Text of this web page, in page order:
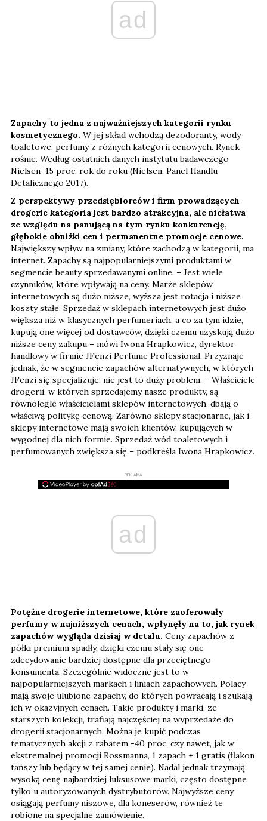
ad
Zapachy to jedna z najważniejszych kategorii rynku
kosmetycznego. W jej skład wchodzą dezodoranty, wody
toaletowe, perfumy z różnych kategorii cenowych. Rynek
rośnie. Według ostatnich danych instytutu badawczego
Nielsen 15 proc. rok do roku (Nielsen, Panel Handlu
Detalicznego 2017).
Z perspektywy przedsiębiorców i firm prowadzących
drogerie kategoria jest bardzo atrakcyjna, ale niełatwa
ze względu na panującą na tym rynku konkurencję,
głębokie obniżki cen i permanentne promocje cenowe.
Największy wpływ na zmiany, które zachodzą w kategorii, ma
internet. Zapachy są najpopularniejszymi produktami w
segmencie beauty sprzedawanymi online. – Jest wiele
czynników, które wpływają na ceny. Marże sklepów
internetowych są dużo niższe, wyższa jest rotacja i niższe
koszty stałe. Sprzedaż w sklepach internetowych jest dużo
większa niż w klasycznych perfumeriach, a co za tym idzie,
kupują one więcej od dostawców, dzięki czemu uzyskują dużo
niższe ceny zakupu – mówi Iwona Hrapkowicz, dyrektor
handlowy w firmie JFenzi Perfume Professional. Przyznaje
jednak, że w segmencie zapachów alternatywnych, w których
JFenzi się specjalizuje, nie jest to duży problem. – Właściciele
drogerii, w których sprzedajemy nasze produkty, są
równolegle właścicielami sklepów internetowych, dbają o
właściwą politykę cenową. Zarówno sklepy stacjonarne, jak i
sklepy internetowe mają swoich klientów, kupujących w
wygodnej dla nich formie. Sprzedaż wód toaletowych i
perfumowanych zwiększa się – podkreśla Iwona Hrapkowicz.
REKLAMA
ad
Potężne drogerie internetowe, które zaoferowały
perfumy w najniższych cenach, wpłynęły na to, jak rynek
zapachów wygląda dzisiaj w detalu. Ceny zapachów z
półki premium spadły, dzięki czemu stały się one
zdecydowanie bardziej dostępne dla przeciętnego
konsumenta. Szczególnie widoczne jest to w
najpopularniejszych markach i liniach zapachowych. Polacy
mają swoje ulubione zapachy, do których powracają i szukają
ich w okazyjnych cenach. Takie produkty i marki, ze
starszych kolekcji, trafiają najczęściej na wyprzedaże do
drogerii stacjonarnych. Można je kupić podczas
tematycznych akcji z rabatem -40 proc. czy nawet, jak w
ekstremalnej promocji Rossmanna, 1 zapach + 1 gratis (flakon
tańszy lub będący w tej samej cenie). Nadal jednak trzymają
wysoką cenę najbardziej luksusowe marki, często dostępne
tylko u autoryzowanych dystrybutorów. Najwyższe ceny
osiągają perfumy niszowe, dla koneserów, również te
robione na specjalne zamówienie.